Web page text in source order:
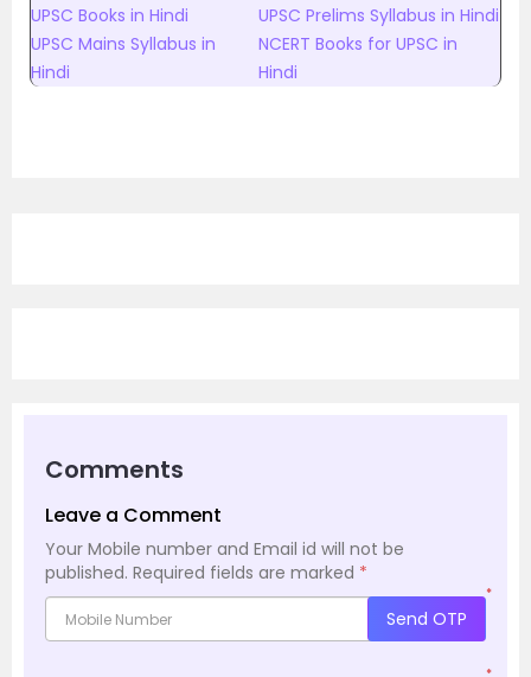
UPSC Books in Hindi
UPSC Prelims Syllabus in Hindi
UPSC Mains Syllabus in
Hindi
NCERT Books for UPSC in
Hindi
Comments
Leave a Comment
Your Mobile number and Email id will not be
published. Required fields are marked *
*
Send OTP